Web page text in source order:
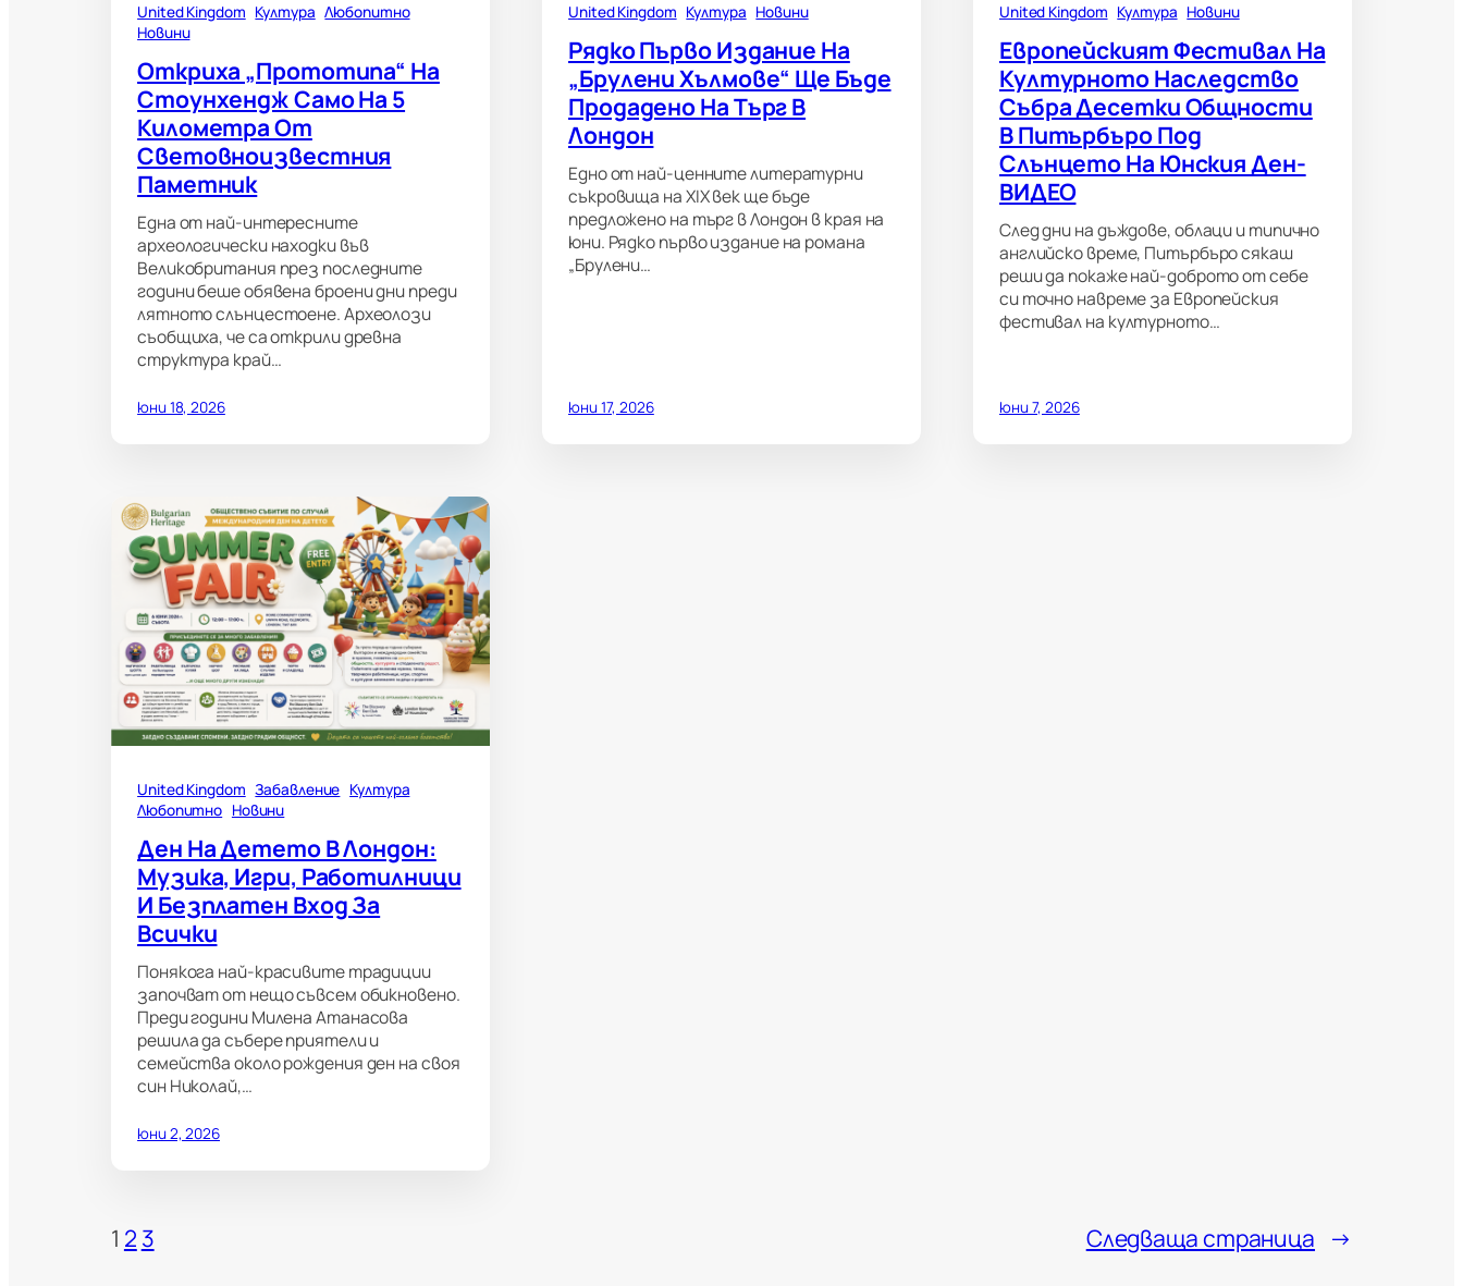
United Kingdom Култура Любопитно
Новини
Откриха „прототипа“ На
Стоунхендж Само На 5
Километра От
Световноизвестния
Паметник
Една от най-интересните
археологически находки във
Великобритания през последните
години беше обявена броени дни преди
лятното слънцестоене. Археолози
съобщиха, че са открили древна
структура край…
юни 18, 2026
United Kingdom Култура Новини
Рядко Първо Издание На
„Брулени Хълмове“ Ще Бъде
Продадено На Търг В
Лондон
Едно от най-ценните литературни
съкровища на XIX век ще бъде
предложено на търг в Лондон в края на
юни. Рядко първо издание на романа
„Брулени…
юни 17, 2026
United Kingdom Култура Новини
Европейският Фестивал На
Културното Наследство
Събра Десетки Общности
В Питърбъро Под
Слънцето На Юнския Ден-
ВИДЕО
След дни на дъждове, облаци и типично
английско време, Питърбъро сякаш
реши да покаже най-доброто от себе
си точно навреме за Европейския
фестивал на културното…
юни 7, 2026
United Kingdom Забавление Култура
Любопитно Новини
Ден На Детето В Лондон:
Музика, Игри, Работилници
И Безплатен Вход За
Всички
Понякога най-красивите традиции
започват от нещо съвсем обикновено.
Преди години Милена Атанасова
решила да събере приятели и
семейства около рождения ден на своя
син Николай,…
юни 2, 2026
1 2 3 Следваща страница →